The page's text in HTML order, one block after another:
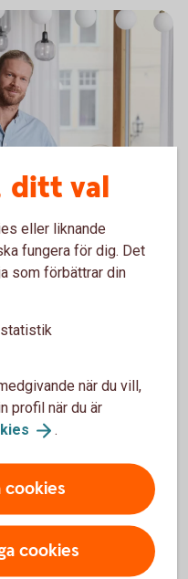
i bolaget –
kan behöva eller
med bolaget: Ska
på gång?
över, eller ska
tips på några saker
situation.
ditt val
eller liknande
fungera för dig. Det
som förbättrar din
statistik
när du vill,
profil när du är
.
cookies
cookies